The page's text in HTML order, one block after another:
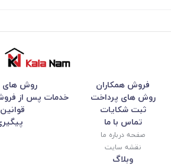
فروش همکاران
روش های
روش های پرداخت
خدمات پس از
ثبت شکایات
تماس با ما
صفحه درباره ما
نقشه سایت
وبلاگ